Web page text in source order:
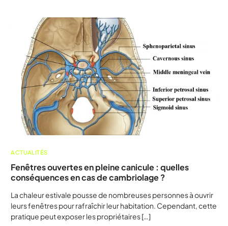
ACTUALITÉS
Fenêtres ouvertes en pleine canicule : quelles
conséquences en cas de cambriolage ?
La chaleur estivale pousse de nombreuses personnes à ouvrir
leurs fenêtres pour rafraîchir leur habitation. Cependant, cette
pratique peut exposer les propriétaires […]